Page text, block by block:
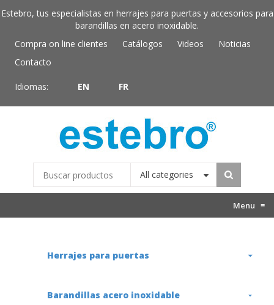
Estebro, tus especialistas en herrajes para puertas y accesorios para
barandillas en acero inoxidable.
Compra on line clientes
Catálogos Videos
Noticias
Contacto
Idiomas: EN FR
All categories
Menu ≡
Herrajes para puertas
Barandillas acero inoxidable